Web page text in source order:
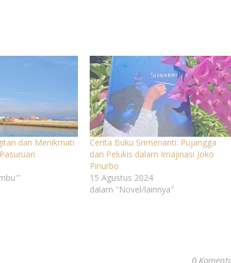
dan Menikmati
Cerita Buku Srimenanti: Pujangga
dan Pelukis dalam Imajinasi Joko
Pinurbo
15 Agustus 2024
dalam "Novel/lainnya"
0